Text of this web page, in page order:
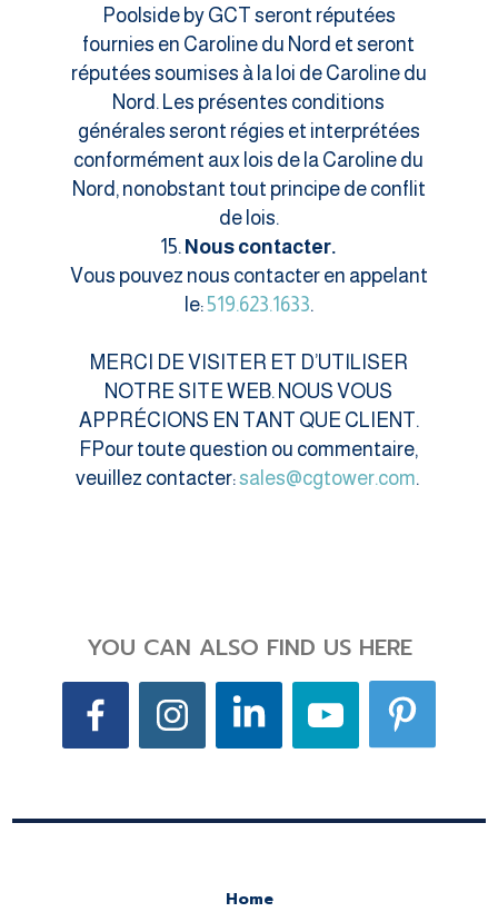
Poolside by GCT seront réputées
fournies en Caroline du Nord et seront
réputées soumises à la loi de Caroline du
Nord. Les présentes conditions
générales seront régies et interprétées
conformément aux lois de la Caroline du
Nord, nonobstant tout principe de conflit
de lois.
Nous contacter.
Vous pouvez nous contacter en appelant
le:519.623.1633.
MERCI DE VISITER ET D’UTILISER
NOTRE SITE WEB. NOUS VOUS
APPRÉCIONS EN TANT QUE CLIENT.
FPour toute question ou commentaire,
veuillez contacter:sales@cgtower.com.
YOU CAN ALSO FIND US HERE
Home